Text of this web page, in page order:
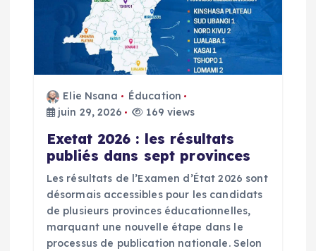
Elie Nsana
Éducation
juin 29, 2026
169 views
Exetat 2026 : les résultats
publiés dans sept provinces
Les résultats de l’Examen d’État 2026 sont
désormais accessibles pour les candidats
de plusieurs provinces éducationnelles,
marquant une nouvelle étape dans le
processus de publication nationale. Selon